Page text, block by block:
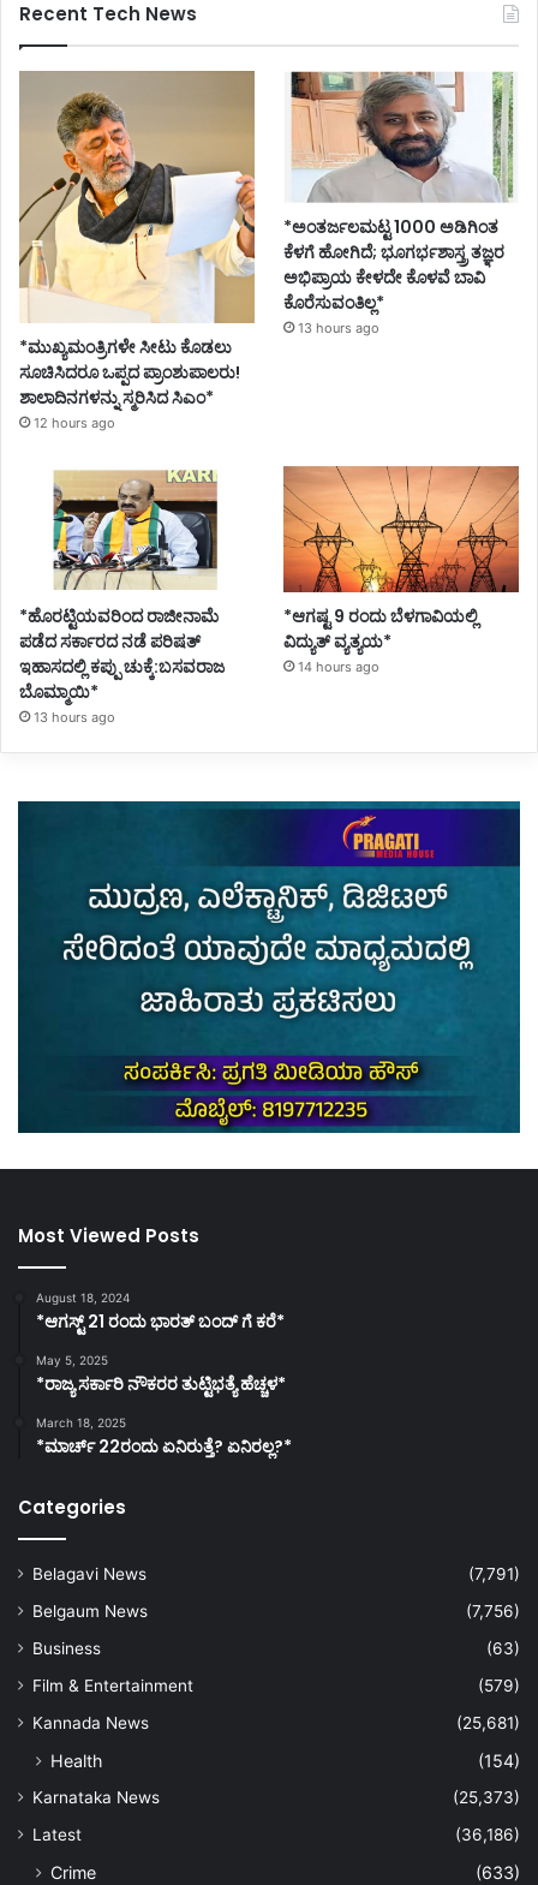
Recent Tech News
*ಮುಖ್ಯಮಂತ್ರಿಗಳೇ ಸೀಟು ಕೊಡಲು
ಸೂಚಿಸಿದರೂ ಒಪ್ಪದ ಪ್ರಾಂಶುಪಾಲರು!
ಶಾಲಾದಿನಗಳನ್ನು ಸ್ಮರಿಸಿದ ಸಿಎಂ*
12 hours ago
*ಅಂತರ್ಜಲಮಟ್ಟ 1000 ಅಡಿಗಿಂತ
ಕೆಳಗೆ ಹೋಗಿದೆ; ಭೂಗರ್ಭಶಾಸ್ತ್ರ ತಜ್ಞರ
ಅಭಿಪ್ರಾಯ ಕೇಳದೇ ಕೊಳವೆ ಬಾವಿ
ಕೊರೆಸುವಂತಿಲ್ಲ*
13 hours ago
*ಹೊರಟ್ಟಿಯವರಿಂದ ರಾಜೀನಾಮೆ
ಪಡೆದ ಸರ್ಕಾರದ ನಡೆ ಪರಿಷತ್
ಇಹಾಸದಲ್ಲಿ ಕಪ್ಪು ಚುಕ್ಕೆ:ಬಸವರಾಜ
ಬೊಮ್ಮಾಯಿ*
13 hours ago
*ಆಗಷ್ಟ 9 ರಂದು ಬೆಳಗಾವಿಯಲ್ಲಿ
ವಿದ್ಯುತ್ ವ್ಯತ್ಯಯ*
14 hours ago
Most Viewed Posts
August 18, 2024
*ಆಗಸ್ಟ್ 21 ರಂದು ಭಾರತ್‌ ಬಂದ್‌ ಗೆ ಕರೆ*
May 5, 2025
*ರಾಜ್ಯ ಸರ್ಕಾರಿ ನೌಕರರ ತುಟ್ಟಿಭತ್ಯೆ ಹೆಚ್ಚಳ*
March 18, 2025
*ಮಾರ್ಚ್ 22ರಂದು ಏನಿರುತ್ತೆ? ಏನಿರಲ್ಲ?*
Categories
Belagavi News
(7,791)
Belgaum News
(7,756)
Business
(63)
Film & Entertainment
(579)
Kannada News
(25,681)
Health (154)
Karnataka News
(25,373)
Latest
(36,186)
Crime
(633)